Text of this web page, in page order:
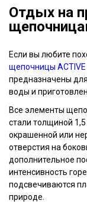
Отдых на
Если вы любите
щепочницы ACTIVE
предназначены
воды и
Все элементы
стали толщиной
окрашенной или
отверстия на
дополнительное
интенсивность
подсвечиваются
природе.